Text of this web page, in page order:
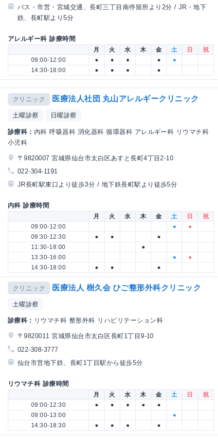
バス・市営・宮城交通、長町三丁目南停留所より2分 / JR・地下
鉄、長町駅より5分
アレルギー科 診療時間
月 火 水 木 金 土 日
祝
09:00-12:00
● ● ● ●
●
14:30-18:00
● ● ● ●
クリニック 医療法人社団 丸山アレルギークリニック
土曜診察 日曜診察
診療科： 内科 呼吸器科 消化器科 循環器科 アレルギー科 リウマチ科
小児科
〒9820007 宮城県仙台市太白区あすと長町4丁目2-10
022-304-1191
JR長町駅東口より徒歩3分 / 地下鉄長町駅より徒歩5分
内科 診療時間
月 火 水 木 金 土 日
祝
09:00-12:00
●
●
09:30-12:30
● ●
●
11:30-18:00
●
13:30-16:00
●
●
14:30-18:00
● ● ●
クリニック 医療法人 樹久会 ひご整形外科クリニック
土曜診察
診療科： リウマチ科 整形外科 リハビリテーション科
〒9820011 宮城県仙台市太白区長町1丁目9-10
022-308-3777
仙台市営地下鉄、長町1丁目駅から徒歩5分
リウマチ科 診療時間
月 火 水 木 金 土 日
祝
09:00-12:30
● ● ● ●
●
09:00-13:00
●
14:30-18:30
● ● ● ●